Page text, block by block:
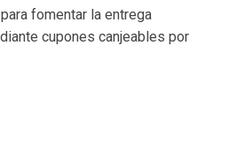
fomentar la entrega
cupones canjeables por